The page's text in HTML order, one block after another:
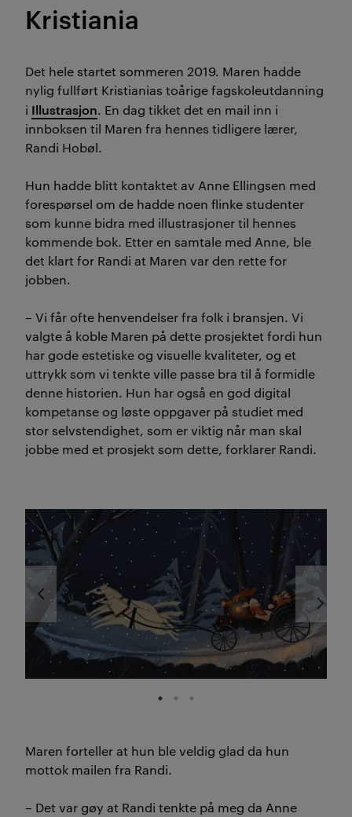
Kristiania
Det hele startet sommeren 2019. Maren hadde
nylig fullført Kristianias toårige fagskoleutdanning
i Illustrasjon. En dag tikket det en mail inn i
innboksen til Maren fra hennes tidligere lærer,
Randi Hobøl.
Hun hadde blitt kontaktet av Anne Ellingsen med
forespørsel om de hadde noen flinke studenter
som kunne bidra med illustrasjoner til hennes
kommende bok. Etter en samtale med Anne, ble
det klart for Randi at Maren var den rette for
jobben.
– Vi får ofte henvendelser fra folk i bransjen. Vi
valgte å koble Maren på dette prosjektet fordi hun
har gode estetiske og visuelle kvaliteter, og et
uttrykk som vi tenkte ville passe bra til å formidle
denne historien. Hun har også en god digital
kompetanse og løste oppgaver på studiet med
stor selvstendighet, som er viktig når man skal
jobbe med et prosjekt som dette, forklarer Randi.
Maren forteller at hun ble veldig glad da hun
mottok mailen fra Randi.
– Det var gøy at Randi tenkte på meg da Anne